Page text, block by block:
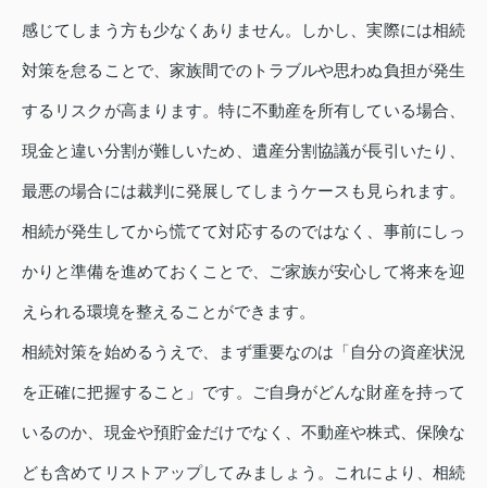
感じてしまう方も少なくありません。しかし、実際には相続
対策を怠ることで、家族間でのトラブルや思わぬ負担が発生
するリスクが高まります。特に不動産を所有している場合、
現金と違い分割が難しいため、遺産分割協議が長引いたり、
最悪の場合には裁判に発展してしまうケースも見られます。
相続が発生してから慌てて対応するのではなく、事前にしっ
かりと準備を進めておくことで、ご家族が安心して将来を迎
えられる環境を整えることができます。
相続対策を始めるうえで、まず重要なのは「自分の資産状況
を正確に把握すること」です。ご自身がどんな財産を持って
いるのか、現金や預貯金だけでなく、不動産や株式、保険な
ども含めてリストアップしてみましょう。これにより、相続